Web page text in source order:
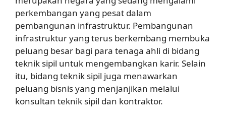
perkembangan yang pesat dalam
pembangunan infrastruktur. Pembangunan
infrastruktur yang terus berkembang membuka
peluang besar bagi para tenaga ahli di bidang
teknik sipil untuk mengembangkan karir. Selain
itu, bidang teknik sipil juga menawarkan
peluang bisnis yang menjanjikan melalui
konsultan teknik sipil dan kontraktor.